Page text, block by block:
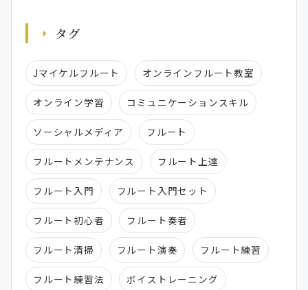
タグ
Jマイケルフルート オンラインフルート教室
オンライン学習 コミュニケーションスキル
ソーシャルメディア フルート
フルートメンテナンス フルート上達
フルート入門 フルート入門セット
フルート初心者 フルート奏者
フルート清掃 フルート演奏 フルート練習
フルート練習法 ボイストレーニング